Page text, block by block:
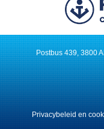
Postbus 439, 3800
mediaPrivacybeleid en